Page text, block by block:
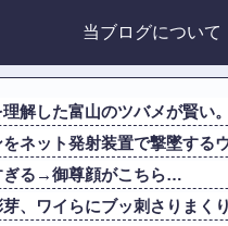
当ブログについて
解した富山のツバメが賢い。
ネット発射装置で撃墜する
ぎる→御尊顔がこちら…
芽、ワイらにブッ刺さりまく